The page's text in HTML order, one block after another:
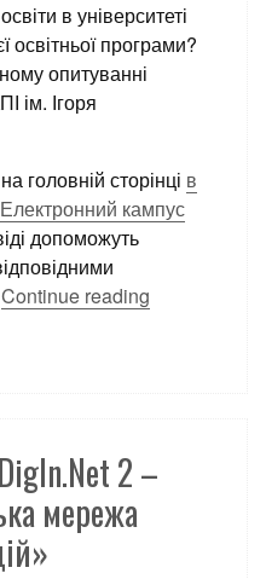
в університеті
освітньої програми?
опитуванні
ім. Ігоря
головній сторінці в
кампус
допоможуть
Continue reading
2 –
мережа